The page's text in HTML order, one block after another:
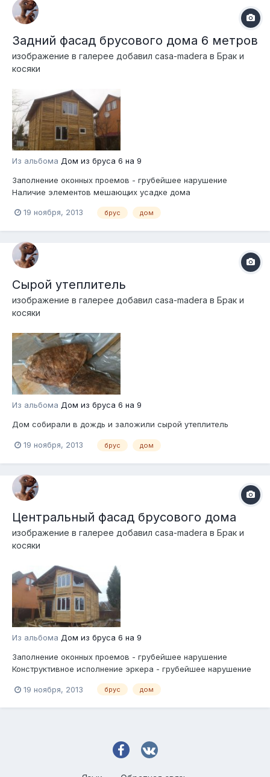
Задний фасад брусового дома 6 метров
изображение в галерее добавил casa-madera в Брак и
косяки
Из альбома Дом из бруса 6 на 9
Заполнение оконных проемов - грубейшее нарушение
Наличие элементов мешающих усадке дома
19 ноября, 2013 брус дом
Сырой утеплитель
изображение в галерее добавил casa-madera в Брак и
косяки
Из альбома Дом из бруса 6 на 9
Дом собирали в дождь и заложили сырой утеплитель
19 ноября, 2013 брус дом
Центральный фасад брусового дома
изображение в галерее добавил casa-madera в Брак и
косяки
Из альбома Дом из бруса 6 на 9
Заполнение оконных проемов - грубейшее нарушение
Конструктивное исполнение эркера - грубейшее нарушение
19 ноября, 2013 брус дом